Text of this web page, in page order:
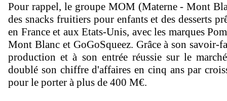
Pour rappel, le groupe MOM (Materne - Mont
des snacks fruitiers pour enfants et des desserts
en France et aux Etats-Unis, avec les marques
Mont Blanc et GoGoSqueez. Grâce à son savoir-
production et à son entrée réussie sur le
doublé son chiffre d'affaires en cinq ans par
pour le porter à plus de 400 M€.